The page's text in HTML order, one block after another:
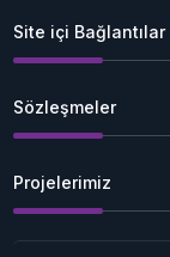
Site içi Bağlantılar
Sözleşmeler
Projelerimiz